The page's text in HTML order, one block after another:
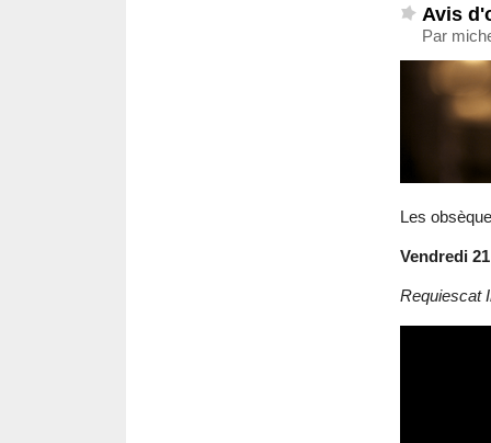
Avis
Par
Les
Vendredi
Requiescat